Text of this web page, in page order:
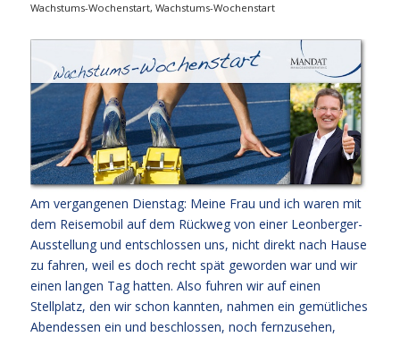
Wachstums-Wochenstart, Wachstums-Wochenstart
Am vergangenen Dienstag: Meine Frau und ich waren mit
dem Reisemobil auf dem Rückweg von einer Leonberger-
Ausstellung und entschlossen uns, nicht direkt nach Hause
zu fahren, weil es doch recht spät geworden war und wir
einen langen Tag hatten. Also fuhren wir auf einen
Stellplatz, den wir schon kannten, nahmen ein gemütliches
Abendessen ein und beschlossen, noch fernzusehen,